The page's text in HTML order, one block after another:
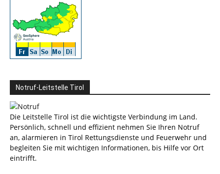
Notruf-Leitstelle Tirol
Die Leitstelle Tirol ist die wichtigste Verbindung im Land.
Persönlich, schnell und effizient nehmen Sie Ihren Notruf
an, alarmieren in Tirol Rettungsdienste und Feuerwehr und
begleiten Sie mit wichtigen Informationen, bis Hilfe vor Ort
eintrifft.